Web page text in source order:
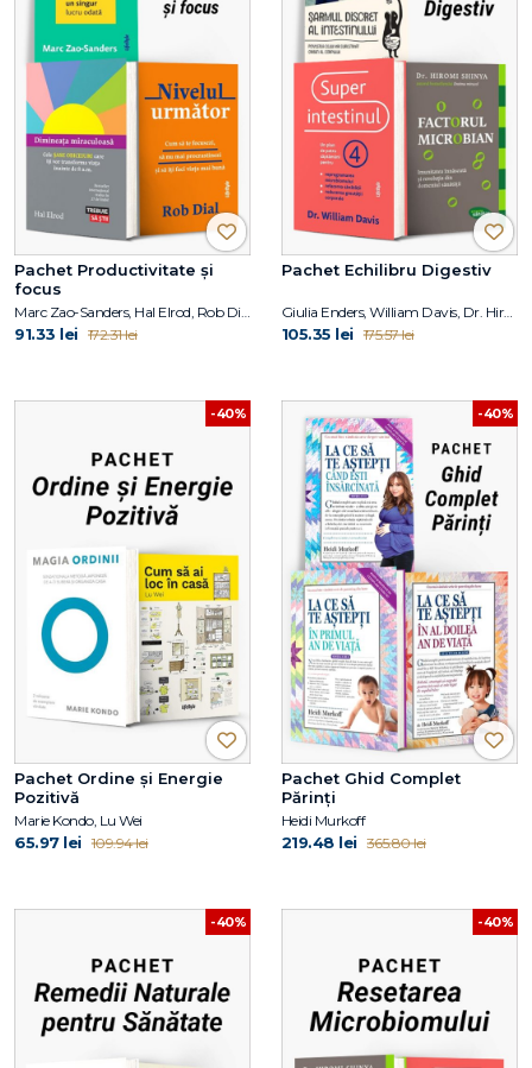
Pachet Productivitate și
focus
Marc Zao-Sanders, Hal Elrod, Rob Dial
91.33 lei 172.31 lei
Pachet Echilibru Digestiv
Giulia Enders, William Davis, Dr. Hiromi Shinya
105.35 lei 175.57 lei
-40%
Pachet Ordine și Energie
Pozitivă
Marie Kondo, Lu Wei
65.97 lei 109.94 lei
-40%
Pachet Ghid Complet
Părinți
Heidi Murkoff
219.48 lei 365.80 lei
-40% -40%